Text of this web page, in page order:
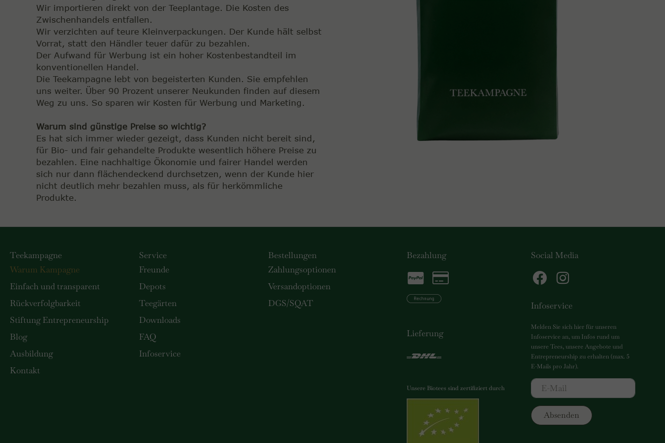
Wir importieren direkt von der Teeplantage. Die Kosten des
Zwischenhandels entfallen.
Wir verzichten auf teure Kleinverpackungen. Der Kunde hält selbst
Vorrat, statt den Händler teuer dafür zu bezahlen.
Der Aufwand für Werbung ist ein hoher Kostenbestandteil im
konventionellen Handel.
Die Teekampagne lebt von begeisterten Kunden. Sie empfehlen
uns weiter. Über 90 Prozent unserer Neukunden finden auf diesem
Weg zu uns. So sparen wir Kosten für Werbung und Marketing.
Warum sind günstige Preise so wichtig?
Es hat sich immer wieder gezeigt, dass Kunden nicht bereit sind,
für Bio- und fair gehandelte Produkte wesentlich höhere Preise zu
bezahlen. Eine nachhaltige Ökonomie und fairer Handel werden
sich nur dann flächendeckend durchsetzen, wenn der Kunde hier
nicht deutlich mehr bezahlen muss, als für herkömmliche
Produkte.
Teekampagne
Warum Kampagne
Einfach und transparent
Rückverfolgbarkeit
Stiftung Entrepreneurship
Blog
Ausbildung
Kontakt
Service
Freunde
Depots
Teegärten
Downloads
FAQ
Infoservice
Bestellungen
Zahlungsoptionen
Versandoptionen
DGS/SQAT
Bezahlung
Lieferung
Unsere Biotees sind zertifiziert durch
Social Media
Infoservice
Melden Sie sich hier für unseren
Infoservice an, um Infos rund um
unsere Tees, unsere Angebote und
Entrepreneurship zu erhalten (max. 5
E-Mails pro Jahr).